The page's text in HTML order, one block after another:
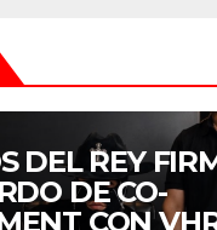
DEL REY
DE CO-
CON